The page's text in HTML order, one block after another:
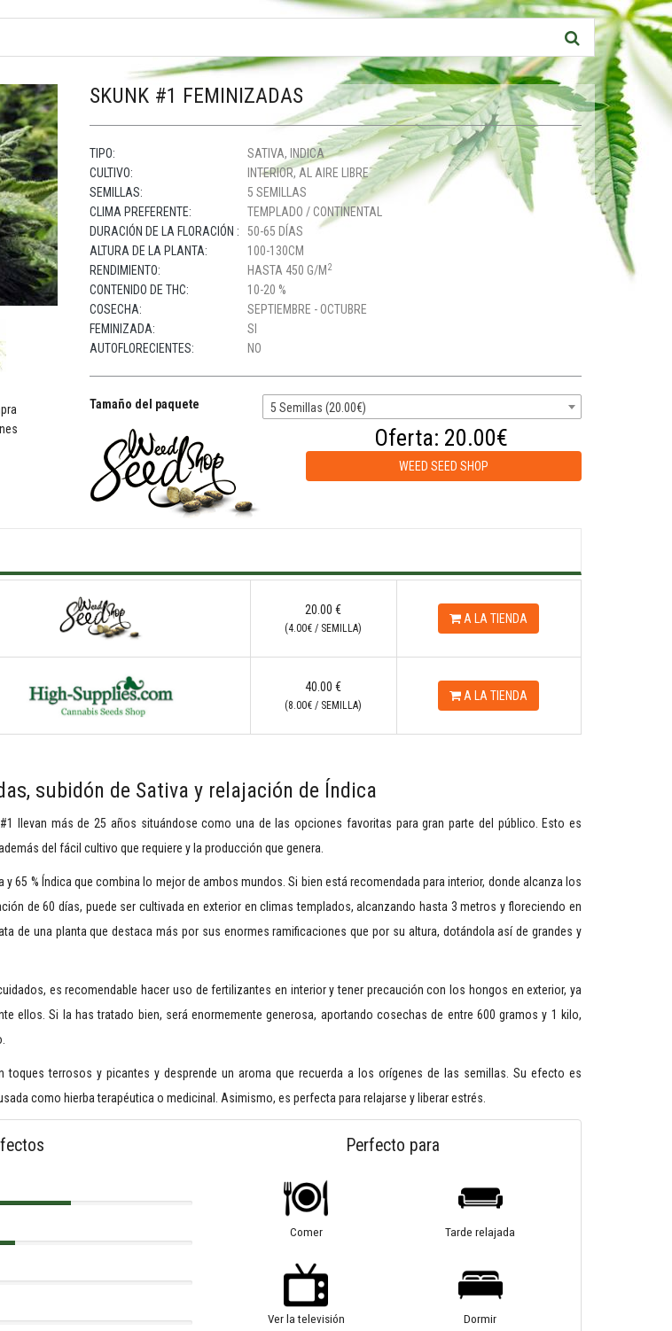
SKUNK #1 FEMINIZADAS
TIPO:
SATIVA, INDICA
CULTIVO:
INTERIOR, AL AIRE LIBRE
SEMILLAS:
5 SEMILLAS
CLIMA PREFERENTE:
TEMPLADO / CONTINENTAL
DURACIÓN DE LA FLORACIÓN :
50-65 DÍAS
ALTURA DE LA PLANTA:
100-130CM
RENDIMIENTO:
HASTA 450 G/M 2
CONTENIDO DE THC:
10-20 %
COSECHA:
SEPTIEMBRE - OCTUBRE
FEMINIZADA:
SI
AUTOFLORECIENTES:
NO
Tamaño del paquete 5 Semillas (20.00€)
Oferta: 20.00€
WEED SEED SHOP
20.00 €
(4.00€ / SEMILLA)
A LA TIENDA
40.00 €
(8.00€ / SEMILLA)
A LA TIENDA
subidón de Sativa y relajación de Índica
#1 llevan más de 25 años situándose como una de las opciones favoritas para gran parte del público. Esto es
del fácil cultivo que requiere y la producción que genera.
y 65 % Índica que combina lo mejor de ambos mundos. Si bien está recomendada para interior, donde alcanza los
de 60 días, puede ser cultivada en exterior en climas templados, alcanzando hasta 3 metros y floreciendo en
de una planta que destaca más por sus enormes ramificaciones que por su altura, dotándola así de grandes y
es recomendable hacer uso de fertilizantes en interior y tener precaución con los hongos en exterior, ya
ellos. Si la has tratado bien, será enormemente generosa, aportando cosechas de entre 600 gramos y 1 kilo,
toques terrosos y picantes y desprende un aroma que recuerda a los orígenes de las semillas. Su efecto es
como hierba terapéutica o medicinal. Asimismo, es perfecta para relajarse y liberar estrés.
Perfecto para
Comer Tarde relajada
Ver la televisión Dormir